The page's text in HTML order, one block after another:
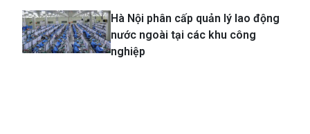
Hà Nội phân cấp quản lý lao động
nước ngoài tại các khu công
nghiệp